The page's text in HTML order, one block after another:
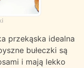
przekąska idealna
bułeczki są
i mają lekko